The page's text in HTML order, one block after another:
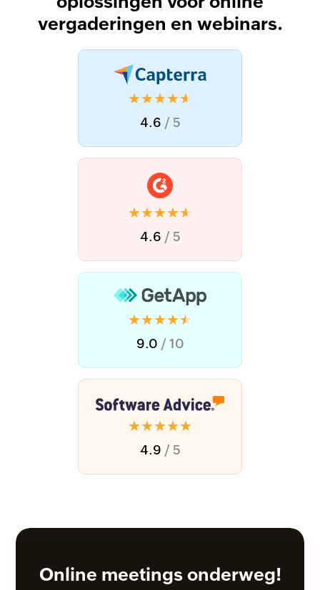
vergaderingen en webinars.
★★★★★
4.6 / 5
★★★★★
4.6 / 5
★★★★★
9.0 / 10
★★★★★
4.9 / 5
Online meetings onderweg!